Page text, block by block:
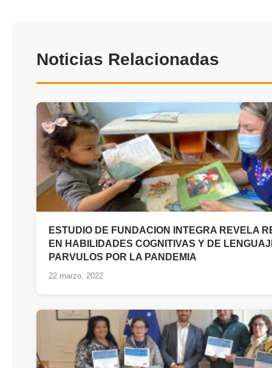
Noticias Relacionadas
ESTUDIO DE FUNDACION INTEGRA REVELA
EN HABILIDADES COGNITIVAS Y DE
PARVULOS POR LA PANDEMIA
22 marzo, 2022